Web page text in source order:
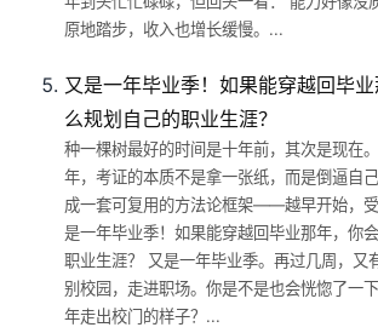
原地踏步，收入也增长缓慢。...
又是一年毕业季！如果能穿越回毕
么规划自己的职业生涯？
种一棵树最好的时间是十年前，其次是现在
年，考证的本质不是拿一张纸，而是倒逼自
成一套可复用的方法论框架——越早开始，
是一年毕业季！如果能穿越回毕业那年，你
职业生涯？ 又是一年毕业季。再过几周，又
别校园，走进职场。你是不是也会恍惚了一
年走出校门的样子？...